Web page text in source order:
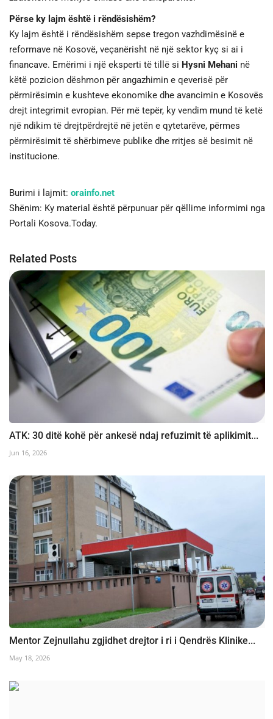
Përse ky lajm është i rëndësishëm?
Ky lajm është i rëndësishëm sepse tregon vazhdimësinë e
reformave në Kosovë, veçanërisht në një sektor kyç si ai i
financave. Emërimi i një eksperti të tillë si Hysni Mehani në
këtë pozicion dëshmon për angazhimin e qeverisë për
përmirësimin e kushteve ekonomike dhe avancimin e Kosovës
drejt integrimit evropian. Për më tepër, ky vendim mund të ketë
një ndikim të drejtpërdrejtë në jetën e qytetarëve, përmes
përmirësimit të shërbimeve publike dhe rritjes së besimit në
institucione.
Burimi i lajmit: orainfo.net
Shënim: Ky material është përpunuar për qëllime informimi nga
Portali Kosova.Today.
Related Posts
ATK: 30 ditë kohë për ankesë ndaj refuzimit të aplikimit...
Jun 16, 2026
Mentor Zejnullahu zgjidhet drejtor i ri i Qendrës Klinike...
May 18, 2026